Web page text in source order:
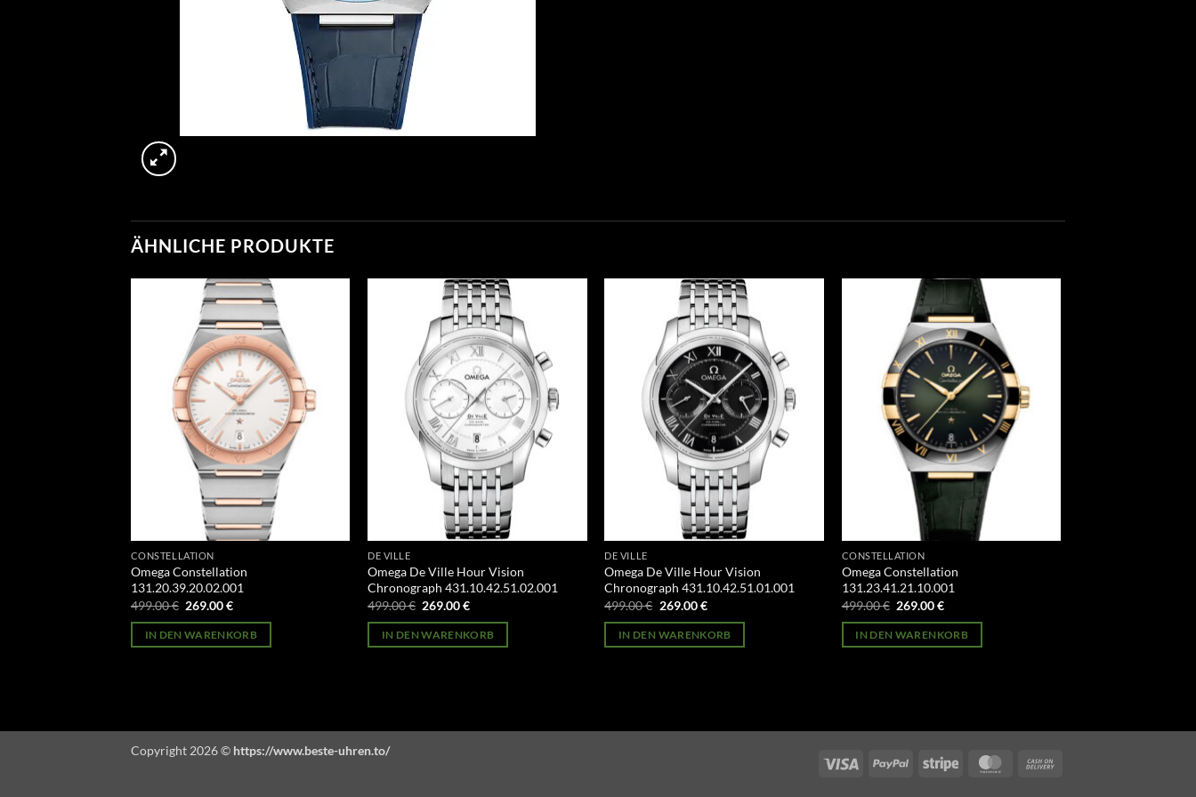
ÄHNLICHE PRODUKTE
CONSTELLATION
Omega Constellation
131.20.39.20.02.001
499.00€ Ursprünglicher
war:
499.00 €
269.00€Aktueller
ist:
269.00 €.
IN DEN WARENKORB
DE VILLE
Omega De Ville Hour Vision
Chronograph 431.10.42.51.02.001
499.00€ Ursprünglicher
war:
499.00 €
269.00€Aktueller
ist:
269.00 €.
IN DEN WARENKORB
DE VILLE
Omega De Ville Hour Vision
Chronograph 431.10.42.51.01.001
499.00€ Ursprünglicher
war:
499.00 €
269.00€Aktueller
ist:
269.00 €.
IN DEN WARENKORB
CONSTELLATION
Omega Constellation
131.23.41.21.10.001
499.00€ Ursprünglicher
war:
499.00 €
269.00€Aktueller
ist:
269.00 €.
IN DEN WARENKORB
Visa PayPal Stripe MasterCard
Copyright 2026 © https://www.beste-uhren.to/